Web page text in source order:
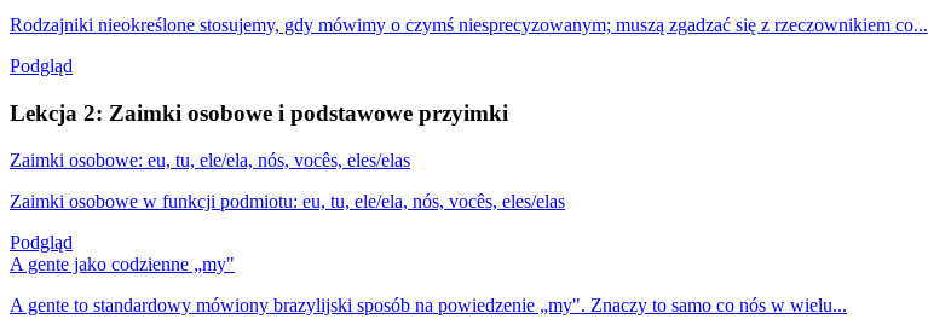
Rodzajniki nieokreślone stosujemy, gdy mówimy o czymś niesprecyzowanym; muszą zgadzać się z rzeczownikiem co...
Podgląd
Lekcja 2: Zaimki osobowe i podstawowe przyimki
Zaimki osobowe: eu, tu, ele/ela, nós, vocês, eles/elas
Zaimki osobowe w funkcji podmiotu: eu, tu, ele/ela, nós, vocês, eles/elas
Podgląd
A gente jako codzienne „my"
A gente to standardowy mówiony brazylijski sposób na powiedzenie „my". Znaczy to samo co nós w wielu...